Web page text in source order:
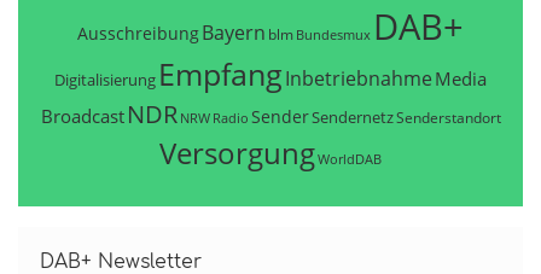
AusschreibungBayern blm Bundesmux DAB+
Digitalisierung EmpfangInbetriebnahme Media
Broadcast NDR NRW Radio SenderSendernetzSenderstandort
VersorgungWorldDAB
DAB+ Newsletter